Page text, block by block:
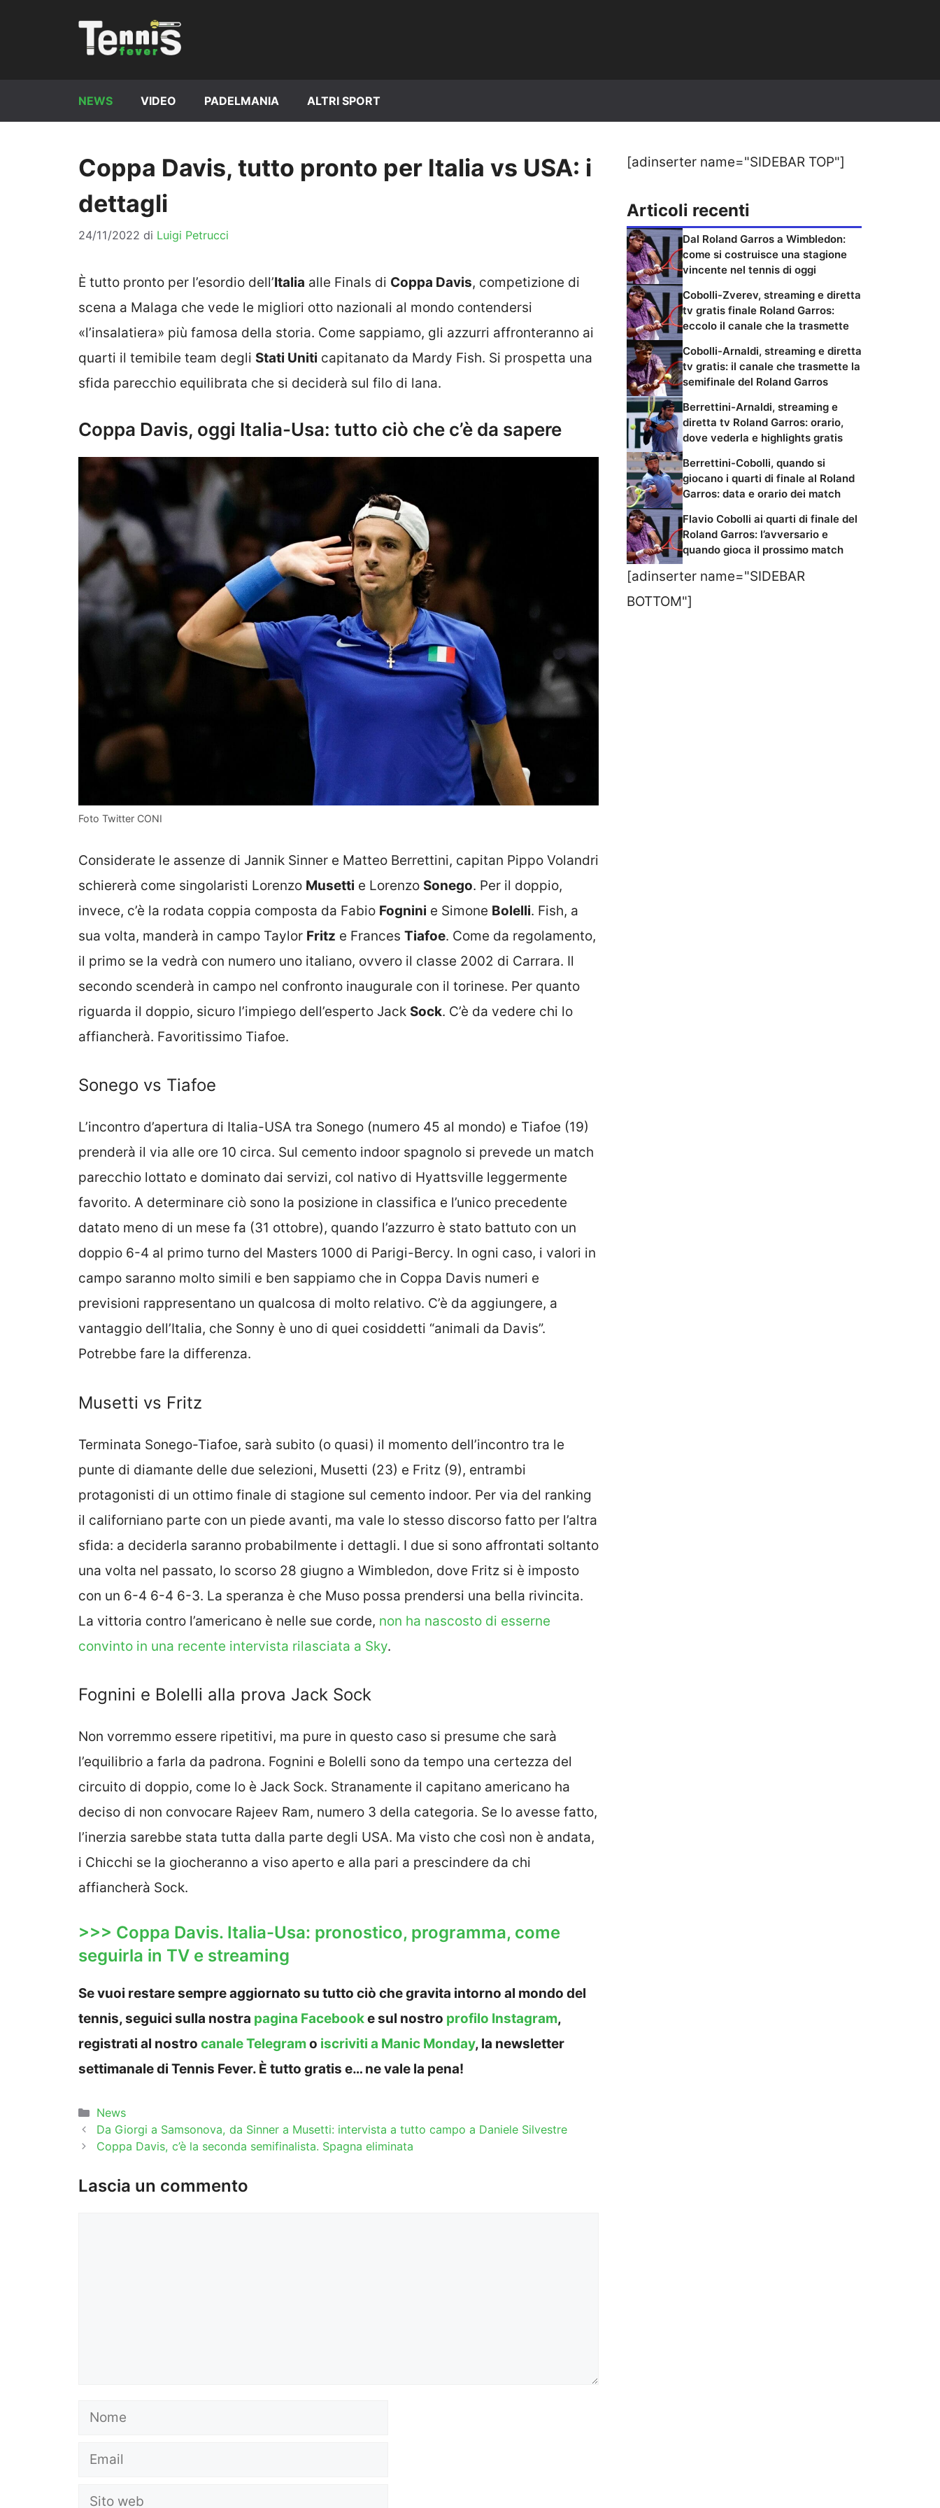
NEWS VIDEO PADELMANIA ALTRI SPORT
Coppa Davis, tutto pronto per Italia vs USA: i
dettagli
24/11/2022 di Luigi Petrucci
È tutto pronto per l’esordio dell’Italia alle Finals di Coppa Davis, competizione di
scena a Malaga che vede le migliori otto nazionali al mondo contendersi
«l’insalatiera» più famosa della storia. Come sappiamo, gli azzurri affronteranno ai
quarti il temibile team degli Stati Uniti capitanato da Mardy Fish. Si prospetta una
sfida parecchio equilibrata che si deciderà sul filo di lana.
Coppa Davis, oggi Italia-Usa: tutto ciò che c’è da sapere
Foto Twitter CONI
Considerate le assenze di Jannik Sinner e Matteo Berrettini, capitan Pippo Volandri
schiererà come singolaristi Lorenzo Musetti e Lorenzo Sonego. Per il doppio,
invece, c’è la rodata coppia composta da Fabio Fognini e Simone Bolelli. Fish, a
sua volta, manderà in campo Taylor Fritz e Frances Tiafoe. Come da regolamento,
il primo se la vedrà con numero uno italiano, ovvero il classe 2002 di Carrara. Il
secondo scenderà in campo nel confronto inaugurale con il torinese. Per quanto
riguarda il doppio, sicuro l’impiego dell’esperto Jack Sock. C’è da vedere chi lo
affiancherà. Favoritissimo Tiafoe.
Sonego vs Tiafoe
L’incontro d’apertura di Italia-USA tra Sonego (numero 45 al mondo) e Tiafoe (19)
prenderà il via alle ore 10 circa. Sul cemento indoor spagnolo si prevede un match
parecchio lottato e dominato dai servizi, col nativo di Hyattsville leggermente
favorito. A determinare ciò sono la posizione in classifica e l’unico precedente
datato meno di un mese fa (31 ottobre), quando l’azzurro è stato battuto con un
doppio 6-4 al primo turno del Masters 1000 di Parigi-Bercy. In ogni caso, i valori in
campo saranno molto simili e ben sappiamo che in Coppa Davis numeri e
previsioni rappresentano un qualcosa di molto relativo. C’è da aggiungere, a
vantaggio dell’Italia, che Sonny è uno di quei cosiddetti “animali da Davis”.
Potrebbe fare la differenza.
Musetti vs Fritz
Terminata Sonego-Tiafoe, sarà subito (o quasi) il momento dell’incontro tra le
punte di diamante delle due selezioni, Musetti (23) e Fritz (9), entrambi
protagonisti di un ottimo finale di stagione sul cemento indoor. Per via del ranking
il californiano parte con un piede avanti, ma vale lo stesso discorso fatto per l’altra
sfida: a deciderla saranno probabilmente i dettagli. I due si sono affrontati soltanto
una volta nel passato, lo scorso 28 giugno a Wimbledon, dove Fritz si è imposto
con un 6-4 6-4 6-3. La speranza è che Muso possa prendersi una bella rivincita.
La vittoria contro l’americano è nelle sue corde, non ha nascosto di esserne
convinto in una recente intervista rilasciata a Sky.
Fognini e Bolelli alla prova Jack Sock
Non vorremmo essere ripetitivi, ma pure in questo caso si presume che sarà
l’equilibrio a farla da padrona. Fognini e Bolelli sono da tempo una certezza del
circuito di doppio, come lo è Jack Sock. Stranamente il capitano americano ha
deciso di non convocare Rajeev Ram, numero 3 della categoria. Se lo avesse fatto,
l’inerzia sarebbe stata tutta dalla parte degli USA. Ma visto che così non è andata,
i Chicchi se la giocheranno a viso aperto e alla pari a prescindere da chi
affiancherà Sock.
>>> Coppa Davis. Italia-Usa: pronostico, programma, come
seguirla in TV e streaming
Se vuoi restare sempre aggiornato su tutto ciò che gravita intorno al mondo del
tennis, seguici sulla nostra pagina Facebooke sul nostro profilo Instagram,
registrati al nostro canale Telegramo iscriviti a Manic Monday, la newsletter
settimanale di Tennis Fever. È tutto gratis e… ne vale la pena!
Categorie
News
Da Giorgi a Samsonova, da Sinner a Musetti: intervista a tutto campo a Daniele Silvestre
Coppa Davis, c’è la seconda semifinalista. Spagna eliminata
Lascia un commento
Nome
Email
Sito
[adinserter name="SIDEBAR TOP"]
Articoli recenti
Dal Roland Garros a Wimbledon:
come si costruisce una stagione
vincente nel tennis di oggi
Cobolli-Zverev, streaming e diretta
tv gratis finale Roland Garros:
eccolo il canale che la trasmette
Cobolli-Arnaldi, streaming e diretta
tv gratis: il canale che trasmette la
semifinale del Roland Garros
Berrettini-Arnaldi, streaming e
diretta tv Roland Garros: orario,
dove vederla e highlights gratis
Berrettini-Cobolli, quando si
giocano i quarti di finale al Roland
Garros: data e orario dei match
Flavio Cobolli ai quarti di finale del
Roland Garros: l’avversario e
quando gioca il prossimo match
[adinserter name="SIDEBAR
BOTTOM"]